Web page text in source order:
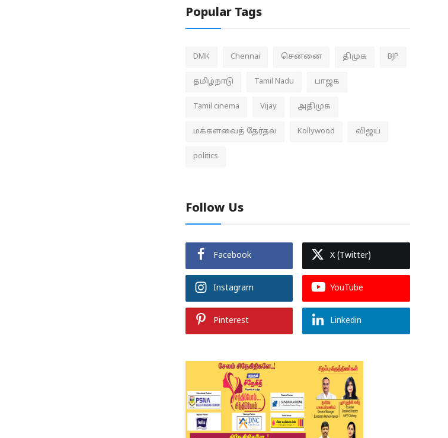
Popular Tags
DMK Chennai சென்னை திமுக BJP
தமிழ்நாடு Tamil Nadu பாஜக
Tamil cinema Vijay அதிமுக
மக்களவைத் தேர்தல் Kollywood விஜய்
politics
Follow Us
Facebook X (Twitter)
Instagram YouTube
Pinterest Linkedin